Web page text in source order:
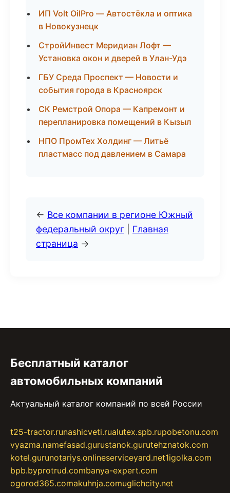
ИП Volt OilPro — Автостёкла и оптика
в Новокузнецк
СтройИнвест Меридиан Лофт —
Установка окон и дверей в Улан-Удэ
ГБУ Среда Проспект — Новости и
события города в Красноярск
СК Ремстрой Опора — Капремонт и
перепланировка помещений в Кызыл
НПО ПромТех Холдинг — Литьё
пластмасс под давлением в Самара
← Все компании в регионе Южный
федеральный округ
Главная
страница →
Бесплатный каталог
автомобильных компаний
Актуальный каталог компаний по всей России
t25-tractor.runashicveti.rualutex.spb.rupobetonu.com
vyazma.namefasad.gurustanok.gurutehznatok.com
kotel.gurunotariys.onlineserviceyard.net1igolka.com
bpb.byprotrud.combanya-expert.com
ogorod365.comakuhnja.comuglichcity.net